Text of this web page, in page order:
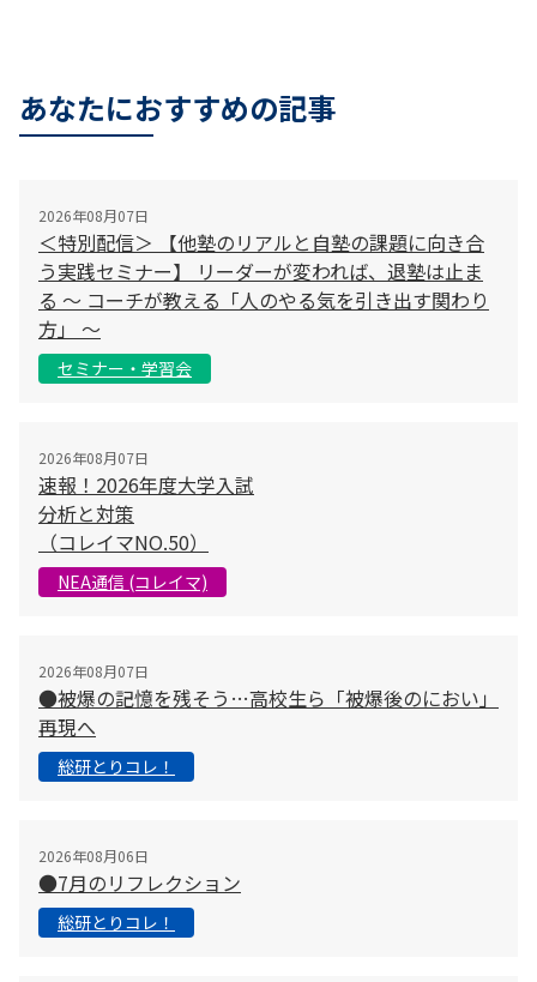
あなたにおすすめの記事
2026年08月07日
＜特別配信＞ 【他塾のリアルと自塾の課題に向き合
う実践セミナー】 リーダーが変われば、退塾は止ま
る 〜 コーチが教える「人のやる気を引き出す関わり
方」 〜
セミナー・学習会
2026年08月07日
速報！2026年度大学入試
分析と対策
（コレイマNO.50）
NEA通信 (コレイマ)
2026年08月07日
●被爆の記憶を残そう…高校生ら「被爆後のにおい」
再現へ
総研とりコレ！
2026年08月06日
●7月のリフレクション
総研とりコレ！